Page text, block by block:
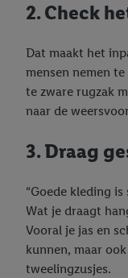
2. Check
Dat maakt het
mensen nemen
te zware rugzak
naar de
3. Draag
“Goede kleding
Wat je draagt
Vooral je jas en
kunnen, maar
tweelingzusjes.